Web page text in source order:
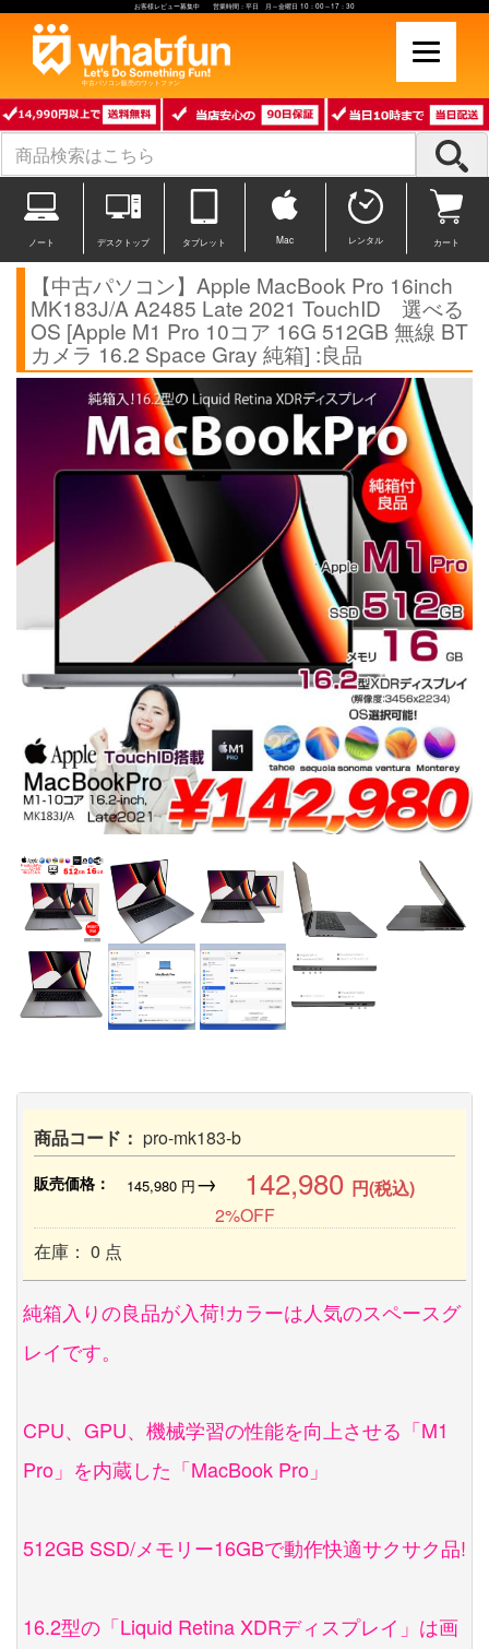
お客様レビュー募集中 営業時間：平日 月～金曜日 10：00～17：30
中古パソコン販売のワットファン
ノート デスクトップ タブレット Mac レンタル カート
【中古パソコン】Apple MacBook Pro 16inch
MK183J/A A2485 Late 2021 TouchID 選べる
OS [Apple M1 Pro 10コア 16G 512GB 無線 BT
カメラ 16.2 Space Gray 純箱] :良品
商品コード： pro-mk183-b
販売価格： 145,980円→ 142,980 円(税込)
2%OFF
在庫： 0 点
純箱入りの良品が入荷!カラーは人気のスペースグ
レイです。
CPU、GPU、機械学習の性能を向上させる「M1
Pro」を内蔵した「MacBook Pro」
512GB SSD/メモリー16GBで動作快適サクサク品!
16.2型の「Liquid Retina XDRディスプレイ」は画